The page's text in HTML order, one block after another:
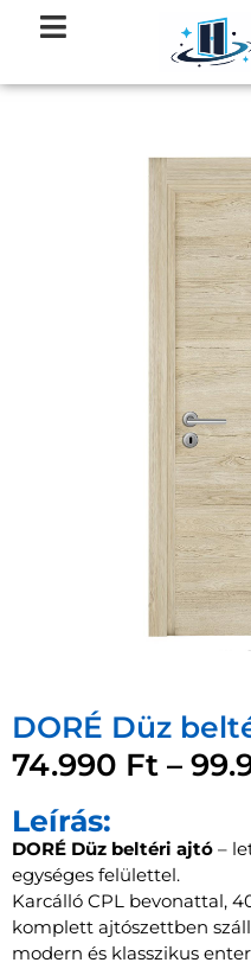
DORÉ Düz
74.990 Ft –
Leírás:
DORÉ Düz beltéri ajtó –
egységes felülettel.
Karcálló CPL bevonattal,
komplett ajtószettben
modern és klasszikus